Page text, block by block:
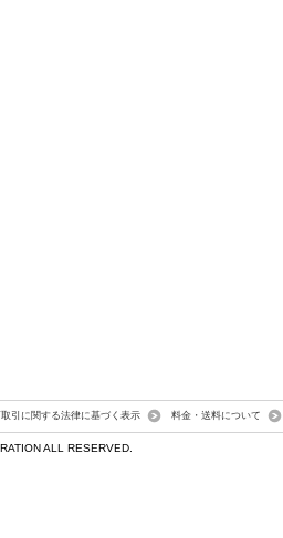
引に関する法律に基づく表示 料金・送料について
ALL RESERVED.